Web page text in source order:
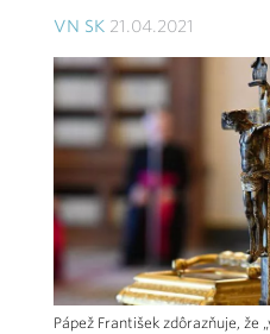
VN SK 21.04.2021
Pápež František zdôrazňuje, že